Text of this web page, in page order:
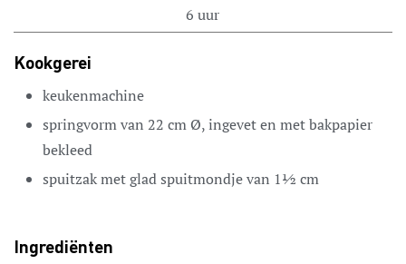
6 uur
Kookgerei
keukenmachine
springvorm van 22 cm Ø, ingevet en met bakpapier
bekleed
spuitzak met glad spuitmondje van 1½ cm
Ingrediënten